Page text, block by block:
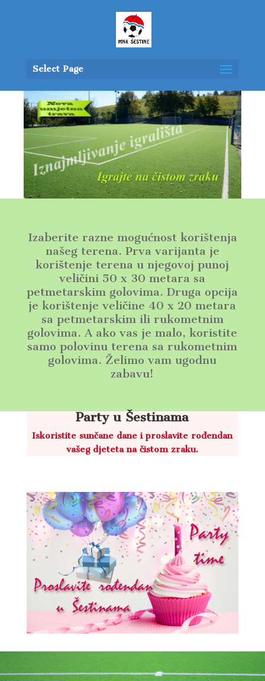
Select Page
Izaberite razne mogućnost korištenja
našeg terena. Prva varijanta je
korištenje terena u njegovoj punoj
veličini 50 x 30 metara sa
petmetarskim golovima. Druga opcija
je korištenje veličine 40 x 20 metara
sa petmetarskim ili rukometnim
golovima. A ako vas je malo, koristite
samo polovinu terena sa rukometnim
golovima. Želimo vam ugodnu
zabavu!
Party u Šestinama
Iskoristite sunčane dane i proslavite rođendan
vašeg djeteta na čistom zraku.